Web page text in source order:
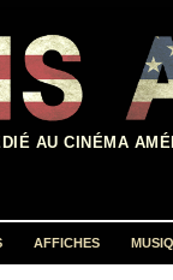
AU CINÉMA
AFFICHES